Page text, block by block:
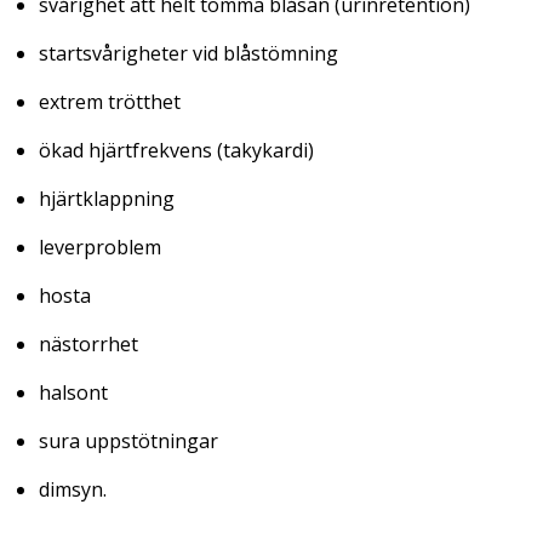
startsvårigheter vid blåstömning
extrem trötthet
ökad hjärtfrekvens (takykardi)
hjärtklappning
leverproblem
hosta
nästorrhet
halsont
sura uppstötningar
dimsyn.